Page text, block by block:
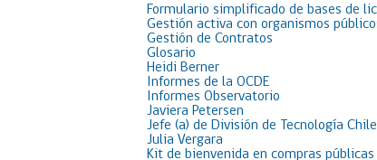
Formulario simplificado de bases de
Gestión activa con organismos
Gestión de Contratos
Glosario
Heidi Berner
Informes de la OCDE
Informes Observatorio
Javiera Petersen
Jefe (a) de División de Tecnología
Julia Vergara
Kit de bienvenida en compras públicas